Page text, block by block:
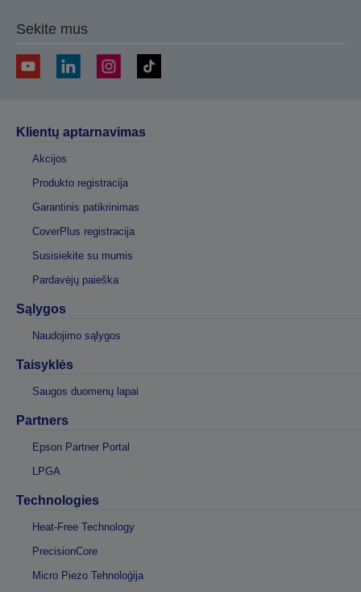
Sekite mus
Klientų aptarnavimas
Akcijos
Produkto registracija
Garantinis patikrinimas
CoverPlus registracija
Susisiekite su mumis
Pardavėjų paieška
Sąlygos
Naudojimo sąlygos
Taisyklės
Saugos duomenų lapai
Partners
Epson Partner Portal
LPGA
Technologies
Heat-Free Technology
PrecisionCore
Micro Piezo Tehnoloģija